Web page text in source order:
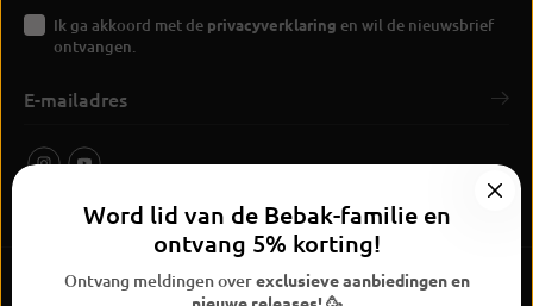
Ik ga akkoord met de privacyverklaring en wil de nieuwsbrief
ontvangen.
Word lid van de Bebak-familie en
ontvang 5% korting!
Ontvang meldingen overexclusieve aanbiedingen en